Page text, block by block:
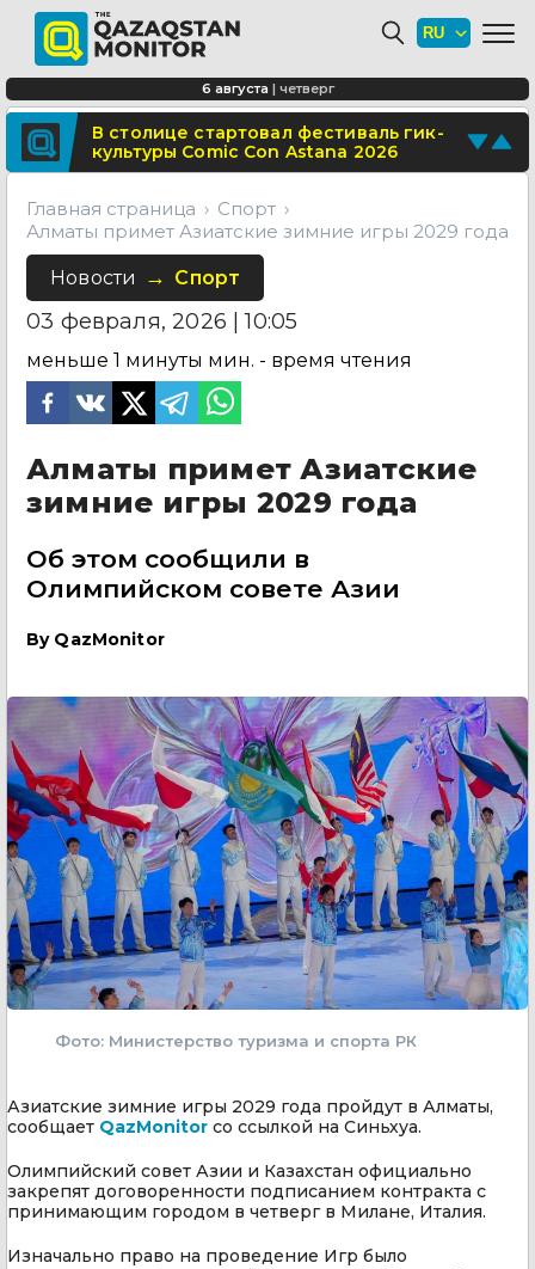
Поделитесь новостью
Отправьте свои новости и события
6 августа | четверг
В Алматы благоустраивают
территорию перед ТЮЗом
Сколько стоит собрать ребенка в
школу в Казахстане в 2026 году?
В столице стартовал фестиваль гик-
культуры Comic Con Astana 2026
Главная страница
Спорт
Алматы примет Азиатские зимние игры 2029 года
Новости Спорт
03 февраля, 2026 | 10:05
меньше 1 минуты мин. - время чтения
Алматы примет Азиатские
зимние игры 2029 года
Об этом сообщили в
Олимпийском совете Азии
By QazMonitor
Фото: Министерство туризма и спорта РК
Азиатские зимние игры 2029 года пройдут в Алматы,
сообщает QazMonitor со ссылкой на Синьхуа.
Олимпийский совет Азии и Казахстан официально
закрепят договоренности подписанием контракта с
принимающим городом в четверг в Милане, Италия.
Изначально право на проведение Игр было